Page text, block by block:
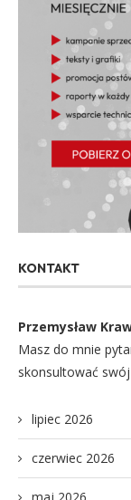
KONTAKT
Przemysław
Masz do mnie
skonsultować
lipiec 2026
czerwiec 2026
maj 2026